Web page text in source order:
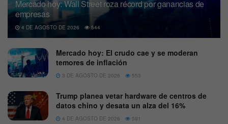
Mercado hoy: Wall Street roza récord por ganancias de
empresas
4 DE AGOSTO DE 2026 544
Mercado hoy: El crudo cae y se moderan
temores de inflación
3 DE AGOSTO DE 2026 553
Trump planea vetar hardware de centros de
datos chino y desata un alza del 16%
4 DE AGOSTO DE 2026 591